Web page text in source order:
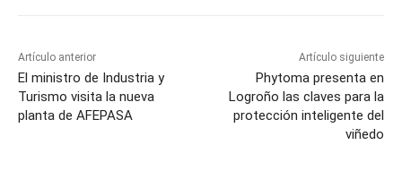
Artículo anterior
El ministro de Industria y
Turismo visita la nueva
planta de AFEPASA
Artículo siguiente
Phytoma presenta en
Logroño las claves para la
protección inteligente del
viñedo